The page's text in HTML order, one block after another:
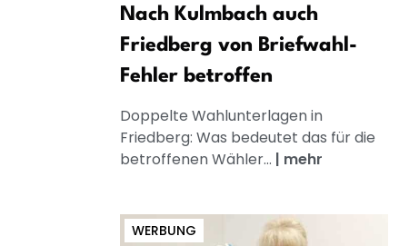
Nach Kulmbach auch
Friedberg von Briefwahl-
Fehler betroffen
Doppelte Wahlunterlagen in
Friedberg: Was bedeutet das für die
betroffenen Wähler... | mehr
WERBUNG